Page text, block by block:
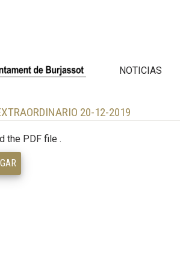
NOTICIAS
20-12-2019
the PDF file .